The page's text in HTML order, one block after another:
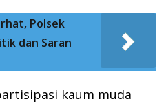
Polsek
dan Saran
kaum muda